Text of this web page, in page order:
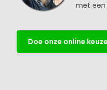
met een
Doe onze online